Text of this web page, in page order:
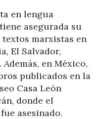
en lengua
asegurada su
marxistas en
El Salvador,
en México,
publicados en la
Casa León
donde el
asesinado.